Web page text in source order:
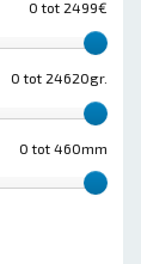
0 tot 2499€
0 tot 24620gr.
0 tot 460mm